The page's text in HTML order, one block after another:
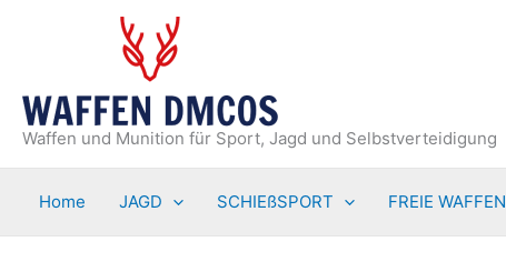
Waffen und Munition für Sport, Jagd und Selbstverteidigung
Home JAGD SCHIEßSPORT FREIE WAFFEN